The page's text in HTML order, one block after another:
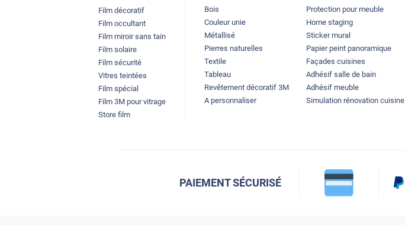
Film décoratif
Film occultant
Film miroir sans tain
Film solaire
Film sécurité
Vitres teintées
Film spécial
Film 3M pour vitrage
Store film
Bois
Couleur unie
Métallisé
Pierres naturelles
Textile
Tableau
Revêtement décoratif 3M
A personnaliser
Protection pour meuble
Home staging
Sticker mural
Papier peint panoramique
Façades cuisines
Adhésif salle de bain
Adhésif meuble
Simulation rénovation cuisine
PAIEMENT SÉCURISÉ